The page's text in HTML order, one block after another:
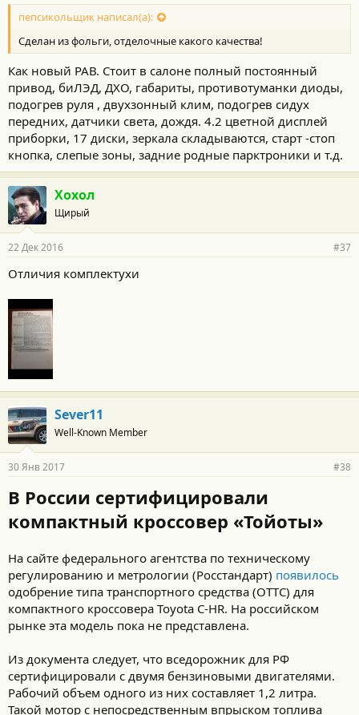
пепсикольщик написал(а):
Сделан из фольги, отделочные какого качества!
Как новый РАВ. Стоит в салоне полный постоянный
привод, биЛЭД, ДХО, габариты, противотуманки диоды,
подогрев руля , двухзонный клим, подогрев сидух
передних, датчики света, дождя. 4.2 цветной дисплей
приборки, 17 диски, зеркала складываются, старт -стоп
кнопка, слепые зоны, задние родные парктроники и т.д.
Хохол
Щирый
22 Дек 2016 #37
Отличия комплектухи
Sever11
Well-Known Member
30 Янв 2017 #38
В России сертифицировали
компактный кроссовер «Тойоты»
На сайте федерального агентства по техническому
регулированию и метрологии (Росстандарт) появилось
одобрение типа транспортного средства (ОТТС) для
компактного кроссовера Toyota C-HR. На российском
рынке эта модель пока не представлена.
Из документа следует, что вседорожник для РФ
сертифицировали с двумя бензиновыми двигателями.
Рабочий объем одного из них составляет 1,2 литра.
Такой мотор с непосредственным впрыском топлива